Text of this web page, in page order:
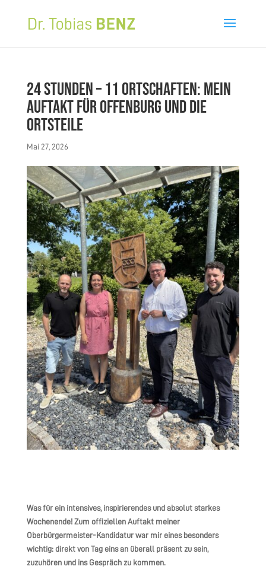
24 Stunden – 11 Ortschaften: Mein
Auftakt für Offenburg und die
Ortsteile
Mai 27, 2026
Was für ein intensives, inspirierendes und absolut starkes
Wochenende! Zum offiziellen Auftakt meiner
Oberbürgermeister-Kandidatur war mir eines besonders
wichtig: direkt von Tag eins an überall präsent zu sein,
zuzuhören und ins Gespräch zu kommen.